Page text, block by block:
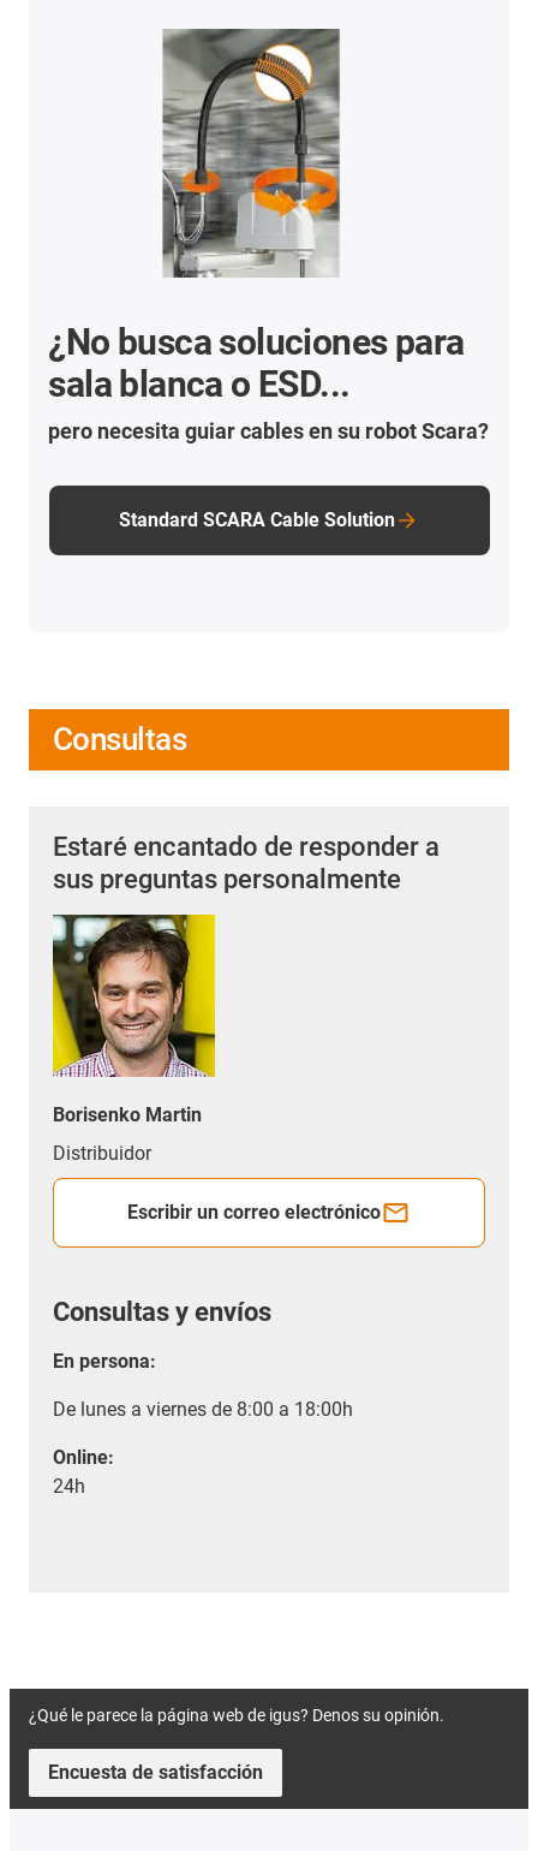
¿No busca soluciones para
sala blanca o ESD...
pero necesita guiar cables en su robot Scara?
Standard SCARA Cable Solution
Consultas
Estaré encantado de responder a
sus preguntas personalmente
Borisenko Martin
Distribuidor
Escribir un correo electrónico
Consultas y envíos
En persona:
De lunes a viernes de 8:00 a 18:00h
Online:
24h
¿Qué le parece la página web de igus? Denos su opinión.
Encuesta de satisfacción